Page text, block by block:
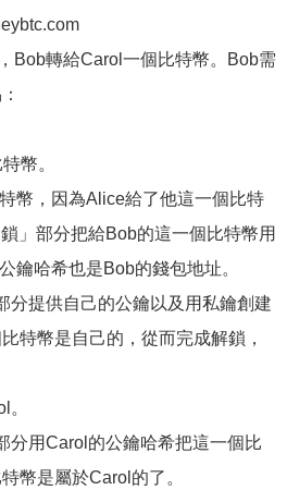
Bob轉給Carol一個比特幣。Bob需
幣。
幣，因為Alice給了他這一個比特
」部分把給Bob的這一個比特幣用
鑰哈希也是Bob的錢包地址。
分提供自己的公鑰以及用私鑰創建
特幣是自己的，從而完成解鎖，
分用Carol的公鑰哈希把這一個比
幣是屬於Carol的了。